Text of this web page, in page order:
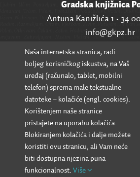
Gradska knjižnica
Antuna Kanižlića 1 • 34
info@gkpz.hr
SVI KONTAKTI
Naša internetska stranica, radi
boljeg korisničkog iskustva, na Vaš
uređaj (računalo, tablet, mobilni
telefon) sprema male tekstualne
datoteke – kolačiće (engl. cookies).
Korištenjem naše stranice
pristajete na uporabu kolačića.
Blokiranjem kolačića i dalje možete
koristiti ovu stranicu, ali Vam neće
biti dostupna njezina puna
funkcionalnost. Više